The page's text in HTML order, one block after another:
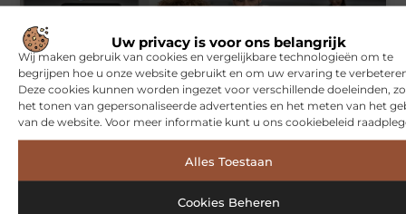
Uw privacy is voor ons belangrijk
Wij maken gebruik van cookies en vergelijkbare technologieën om te
begrijpen hoe u onze website gebruikt en om uw ervaring te
Deze cookies kunnen worden ingezet voor verschillende doeleinden,
het tonen van gepersonaliseerde advertenties en het meten van het
van de website. Voor meer informatie kunt u ons cookiebeleid
Alles Toestaan
Cookies Beheren
Symbiont360: Innovatieve EMS-training in Utrecht voor een